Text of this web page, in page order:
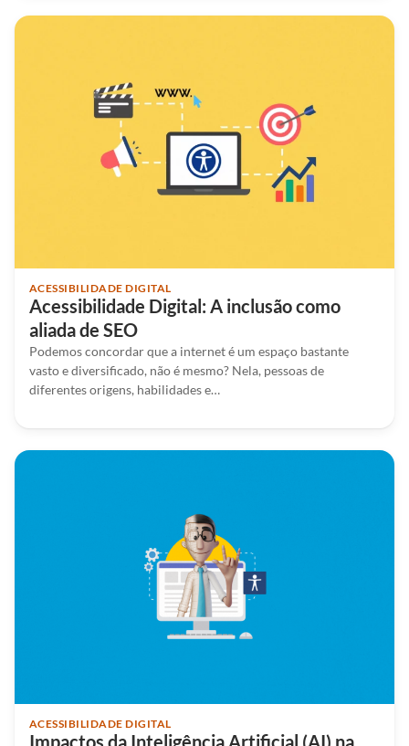
ACESSIBILIDADE DIGITAL
Acessibilidade Digital: A inclusão como
aliada de SEO
Podemos concordar que a internet é um espaço bastante
vasto e diversificado, não é mesmo? Nela, pessoas de
diferentes origens, habilidades e…
ACESSIBILIDADE DIGITAL
Impactos da Inteligência Artificial (AI) na